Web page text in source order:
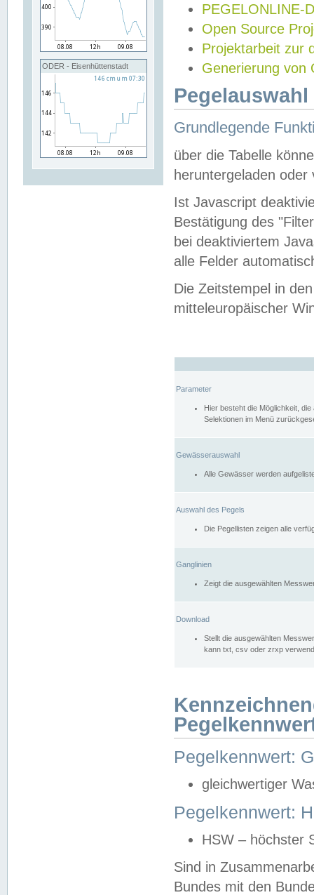
ODER - Eisenhüttenstadt
PEGELONLINE-
Open Source
Projektarbeit zur
Generierung von
Grundlegende
über die Tabelle
heruntergeladen oder
Ist Javascript
Bestätigung des
bei deaktiviertem
alle Felder
Die Zeitstempel in
mitteleuropäischer
Parameter
Hier besteht die Möglichkeit,
Selektionen im Menü
Gewässerauswahl
Alle Gewässer werden
Auswahl des Pegels
Die Pegellisten zeigen alle
Ganglinien
Zeigt die ausgewählten
Download
Stellt die ausgewählten
kann txt, csv oder zrxp
Pegelkennwert:
gleichwertiger
Pegelkennwert:
HSW – höchster
Sind in
Bundes mit den